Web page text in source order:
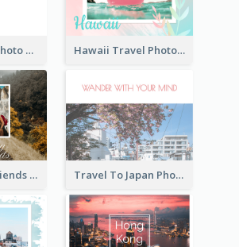
Blank Travel Photo Book Hawaii Travel Photo Book
Travel With Friends Photo Book Travel To Japan Photo Book